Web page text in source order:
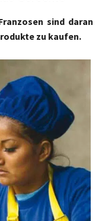
sind daran
zu kaufen.